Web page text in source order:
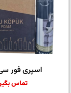
اسپری فور سی
تماس بگیرید